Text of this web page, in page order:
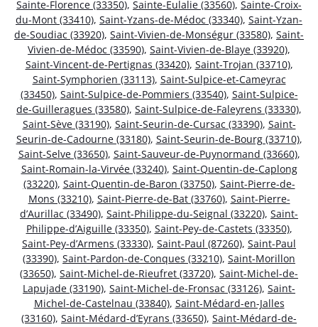
Sainte-Florence (33350), Sainte-Eulalie (33560), Sainte-Croix-
du-Mont (33410), Saint-Yzans-de-Médoc (33340), Saint-Yzan-
de-Soudiac (33920), Saint-Vivien-de-Monségur (33580), Saint-
Vivien-de-Médoc (33590), Saint-Vivien-de-Blaye (33920),
Saint-Vincent-de-Pertignas (33420), Saint-Trojan (33710),
Saint-Symphorien (33113), Saint-Sulpice-et-Cameyrac
(33450), Saint-Sulpice-de-Pommiers (33540), Saint-Sulpice-
de-Guilleragues (33580), Saint-Sulpice-de-Faleyrens (33330),
Saint-Sève (33190), Saint-Seurin-de-Cursac (33390), Saint-
Seurin-de-Cadourne (33180), Saint-Seurin-de-Bourg (33710),
Saint-Selve (33650), Saint-Sauveur-de-Puynormand (33660),
Saint-Romain-la-Virvée (33240), Saint-Quentin-de-Caplong
(33220), Saint-Quentin-de-Baron (33750), Saint-Pierre-de-
Mons (33210), Saint-Pierre-de-Bat (33760), Saint-Pierre-
d’Aurillac (33490), Saint-Philippe-du-Seignal (33220), Saint-
Philippe-d’Aiguille (33350), Saint-Pey-de-Castets (33350),
Saint-Pey-d’Armens (33330), Saint-Paul (87260), Saint-Paul
(33390), Saint-Pardon-de-Conques (33210), Saint-Morillon
(33650), Saint-Michel-de-Rieufret (33720), Saint-Michel-de-
Lapujade (33190), Saint-Michel-de-Fronsac (33126), Saint-
Michel-de-Castelnau (33840), Saint-Médard-en-Jalles
(33160), Saint-Médard-d’Eyrans (33650), Saint-Médard-de-